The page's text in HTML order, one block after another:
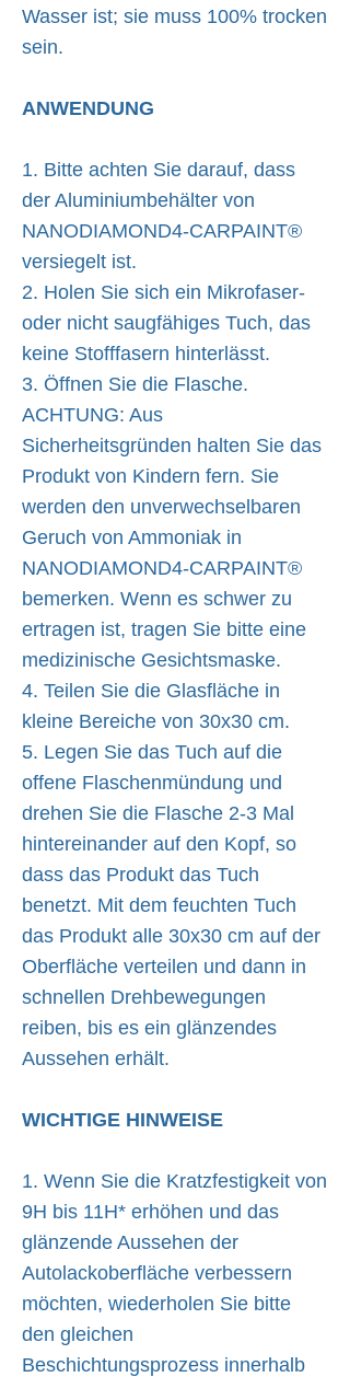
Wasser ist; sie muss 100% trocken
sein.
ANWENDUNG
1. Bitte achten Sie darauf, dass
der Aluminiumbehälter von
NANODIAMOND4-CARPAINT®
versiegelt ist.
2. Holen Sie sich ein Mikrofaser-
oder nicht saugfähiges Tuch, das
keine Stofffasern hinterlässt.
3. Öffnen Sie die Flasche.
ACHTUNG: Aus
Sicherheitsgründen halten Sie das
Produkt von Kindern fern. Sie
werden den unverwechselbaren
Geruch von Ammoniak in
NANODIAMOND4-CARPAINT®
bemerken. Wenn es schwer zu
ertragen ist, tragen Sie bitte eine
medizinische Gesichtsmaske.
4. Teilen Sie die Glasfläche in
kleine Bereiche von 30x30 cm.
5. Legen Sie das Tuch auf die
offene Flaschenmündung und
drehen Sie die Flasche 2-3 Mal
hintereinander auf den Kopf, so
dass das Produkt das Tuch
benetzt. Mit dem feuchten Tuch
das Produkt alle 30x30 cm auf der
Oberfläche verteilen und dann in
schnellen Drehbewegungen
reiben, bis es ein glänzendes
Aussehen erhält.
WICHTIGE HINWEISE
1. Wenn Sie die Kratzfestigkeit von
9H bis 11H* erhöhen und das
glänzende Aussehen der
Autolackoberfläche verbessern
möchten, wiederholen Sie bitte
den gleichen
Beschichtungsprozess innerhalb